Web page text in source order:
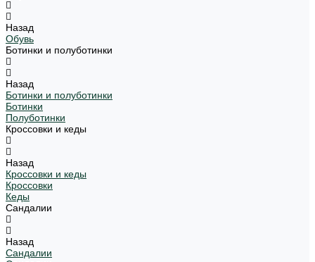
Назад
Обувь
Ботинки и полуботинки
Назад
Ботинки и полуботинки
Ботинки
Полуботинки
Кроссовки и кеды
Назад
Кроссовки и кеды
Кроссовки
Кеды
Сандалии
Назад
Сандалии